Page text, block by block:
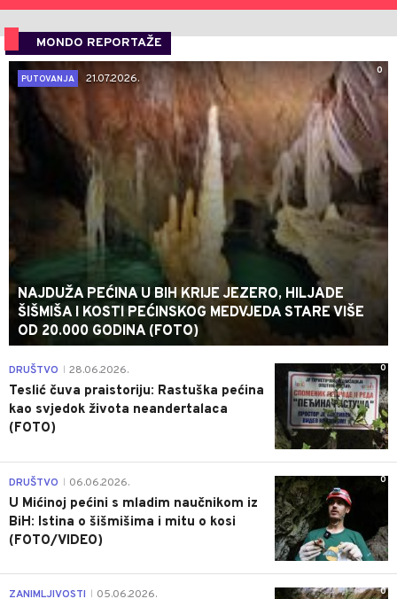
MONDO REPORTAŽE
0
PUTOVANJA
21.07.2026.
NAJDUŽA PEĆINA U BIH KRIJE JEZERO, HILJADE
ŠIŠMIŠA I KOSTI PEĆINSKOG MEDVJEDA STARE VIŠE
OD 20.000 GODINA (FOTO)
0
DRUŠTVO 28.06.2026.
Teslić čuva praistoriju: Rastuška pećina
kao svjedok života neandertalaca
(FOTO)
0
DRUŠTVO 06.06.2026.
U Mićinoj pećini s mladim naučnikom iz
BiH: Istina o šišmišima i mitu o kosi
(FOTO/VIDEO)
0
ZANIMLJIVOSTI 05.06.2026.